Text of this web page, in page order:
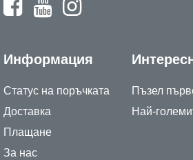
Информация
Статус на поръчката
Доставка
Плащане
За нас
Пъзел
Най-